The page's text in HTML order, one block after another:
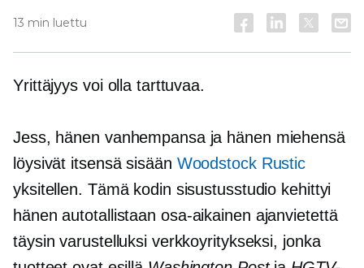
13 min luettu
Yrittäjyys voi olla tarttuvaa.
Jess, hänen vanhempansa ja hänen miehensä
löysivät itsensä sisään Woodstock Rustic
yksitellen. Tämä kodin sisustusstudio kehittyi
hänen autotallistaan osa-aikainen ajanvietettä
täysin varustelluksi verkkoyritykseksi, jonka